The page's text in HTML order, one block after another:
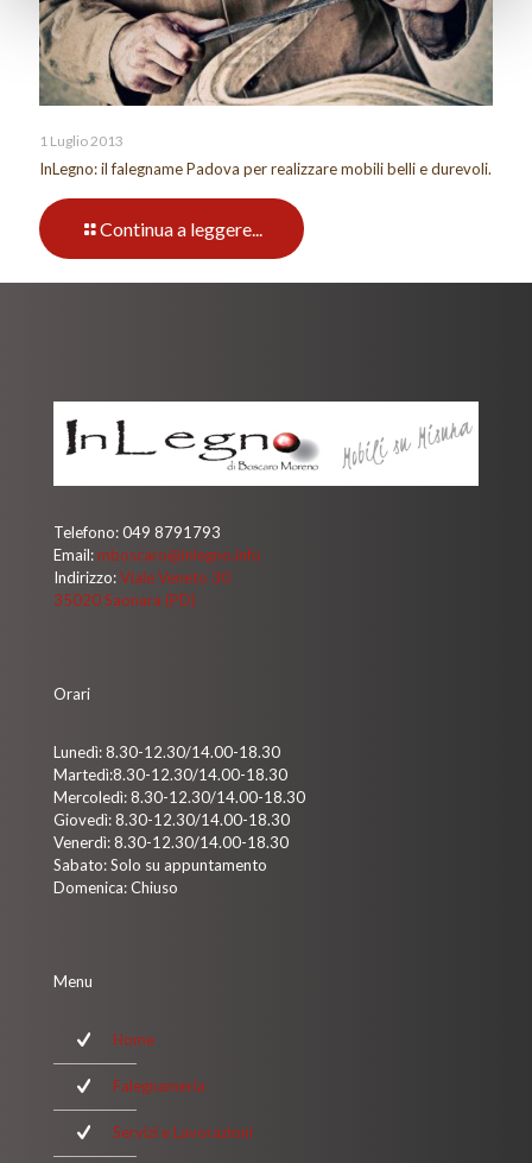
1 Luglio 2013
InLegno: il falegname Padova per realizzare mobili belli e durevoli.
Continua a leggere...
Telefono:049 8791793
Email: mboscaro@inlegno.info
Indirizzo:Viale Veneto 30
35020 Saonara (PD)
Orari
Lunedì: 8.30-12.30/14.00-18.30
Martedì:8.30-12.30/14.00-18.30
Mercoledì: 8.30-12.30/14.00-18.30
Giovedì: 8.30-12.30/14.00-18.30
Venerdì: 8.30-12.30/14.00-18.30
Sabato: Solo su appuntamento
Domenica: Chiuso
Menu
Home
Falegnameria
Servizi e Lavorazioni